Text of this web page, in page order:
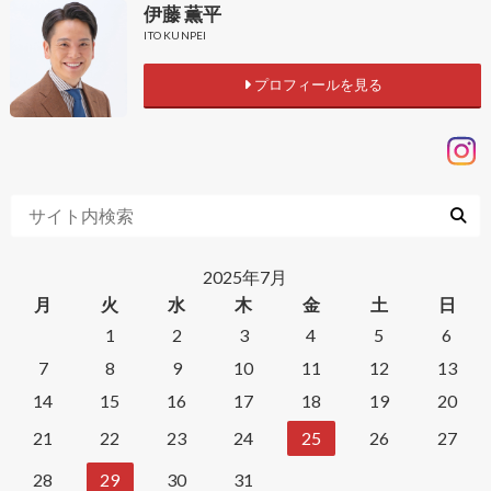
伊藤 薫平
ITO KUNPEI
プロフィールを見る
2025年7月
月
火 水 木 金 土
日
1
2 3 4 5
6
7
8 9 10 11 12
13
14
15 16 17 18 19
20
21
22 23 24 25 26
27
28
29 30
31